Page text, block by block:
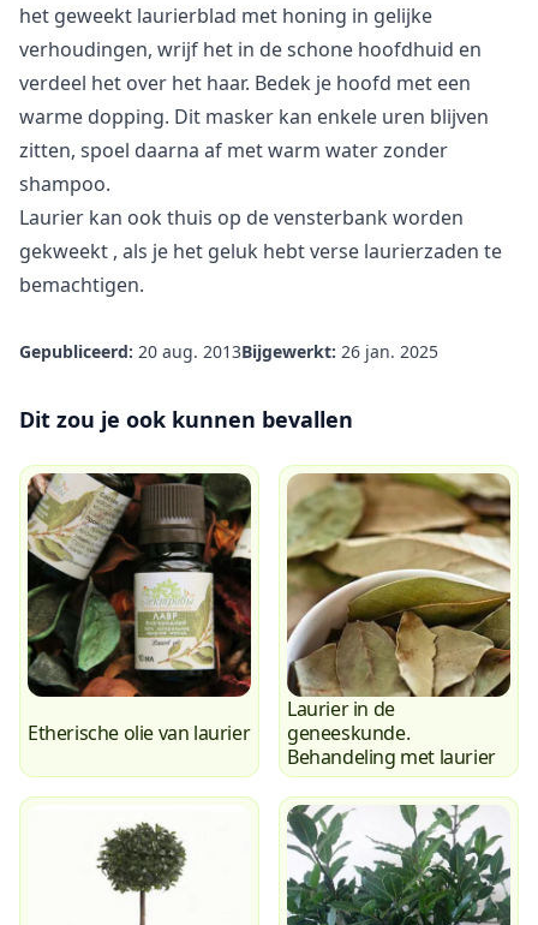
het geweekt laurierblad met honing in gelijke
verhoudingen, wrijf het in de schone hoofdhuid en
verdeel het over het haar. Bedek je hoofd met een
warme dopping. Dit masker kan enkele uren blijven
zitten, spoel daarna af met warm water zonder
shampoo.
Laurier kan ook thuis op de vensterbank worden
gekweekt , als je het geluk hebt verse laurierzaden te
bemachtigen.
Gepubliceerd: 20 aug. 2013Bijgewerkt: 26 jan. 2025
Dit zou je ook kunnen bevallen
Etherische olie van laurier
Laurier in de
geneeskunde.
Behandeling met laurier